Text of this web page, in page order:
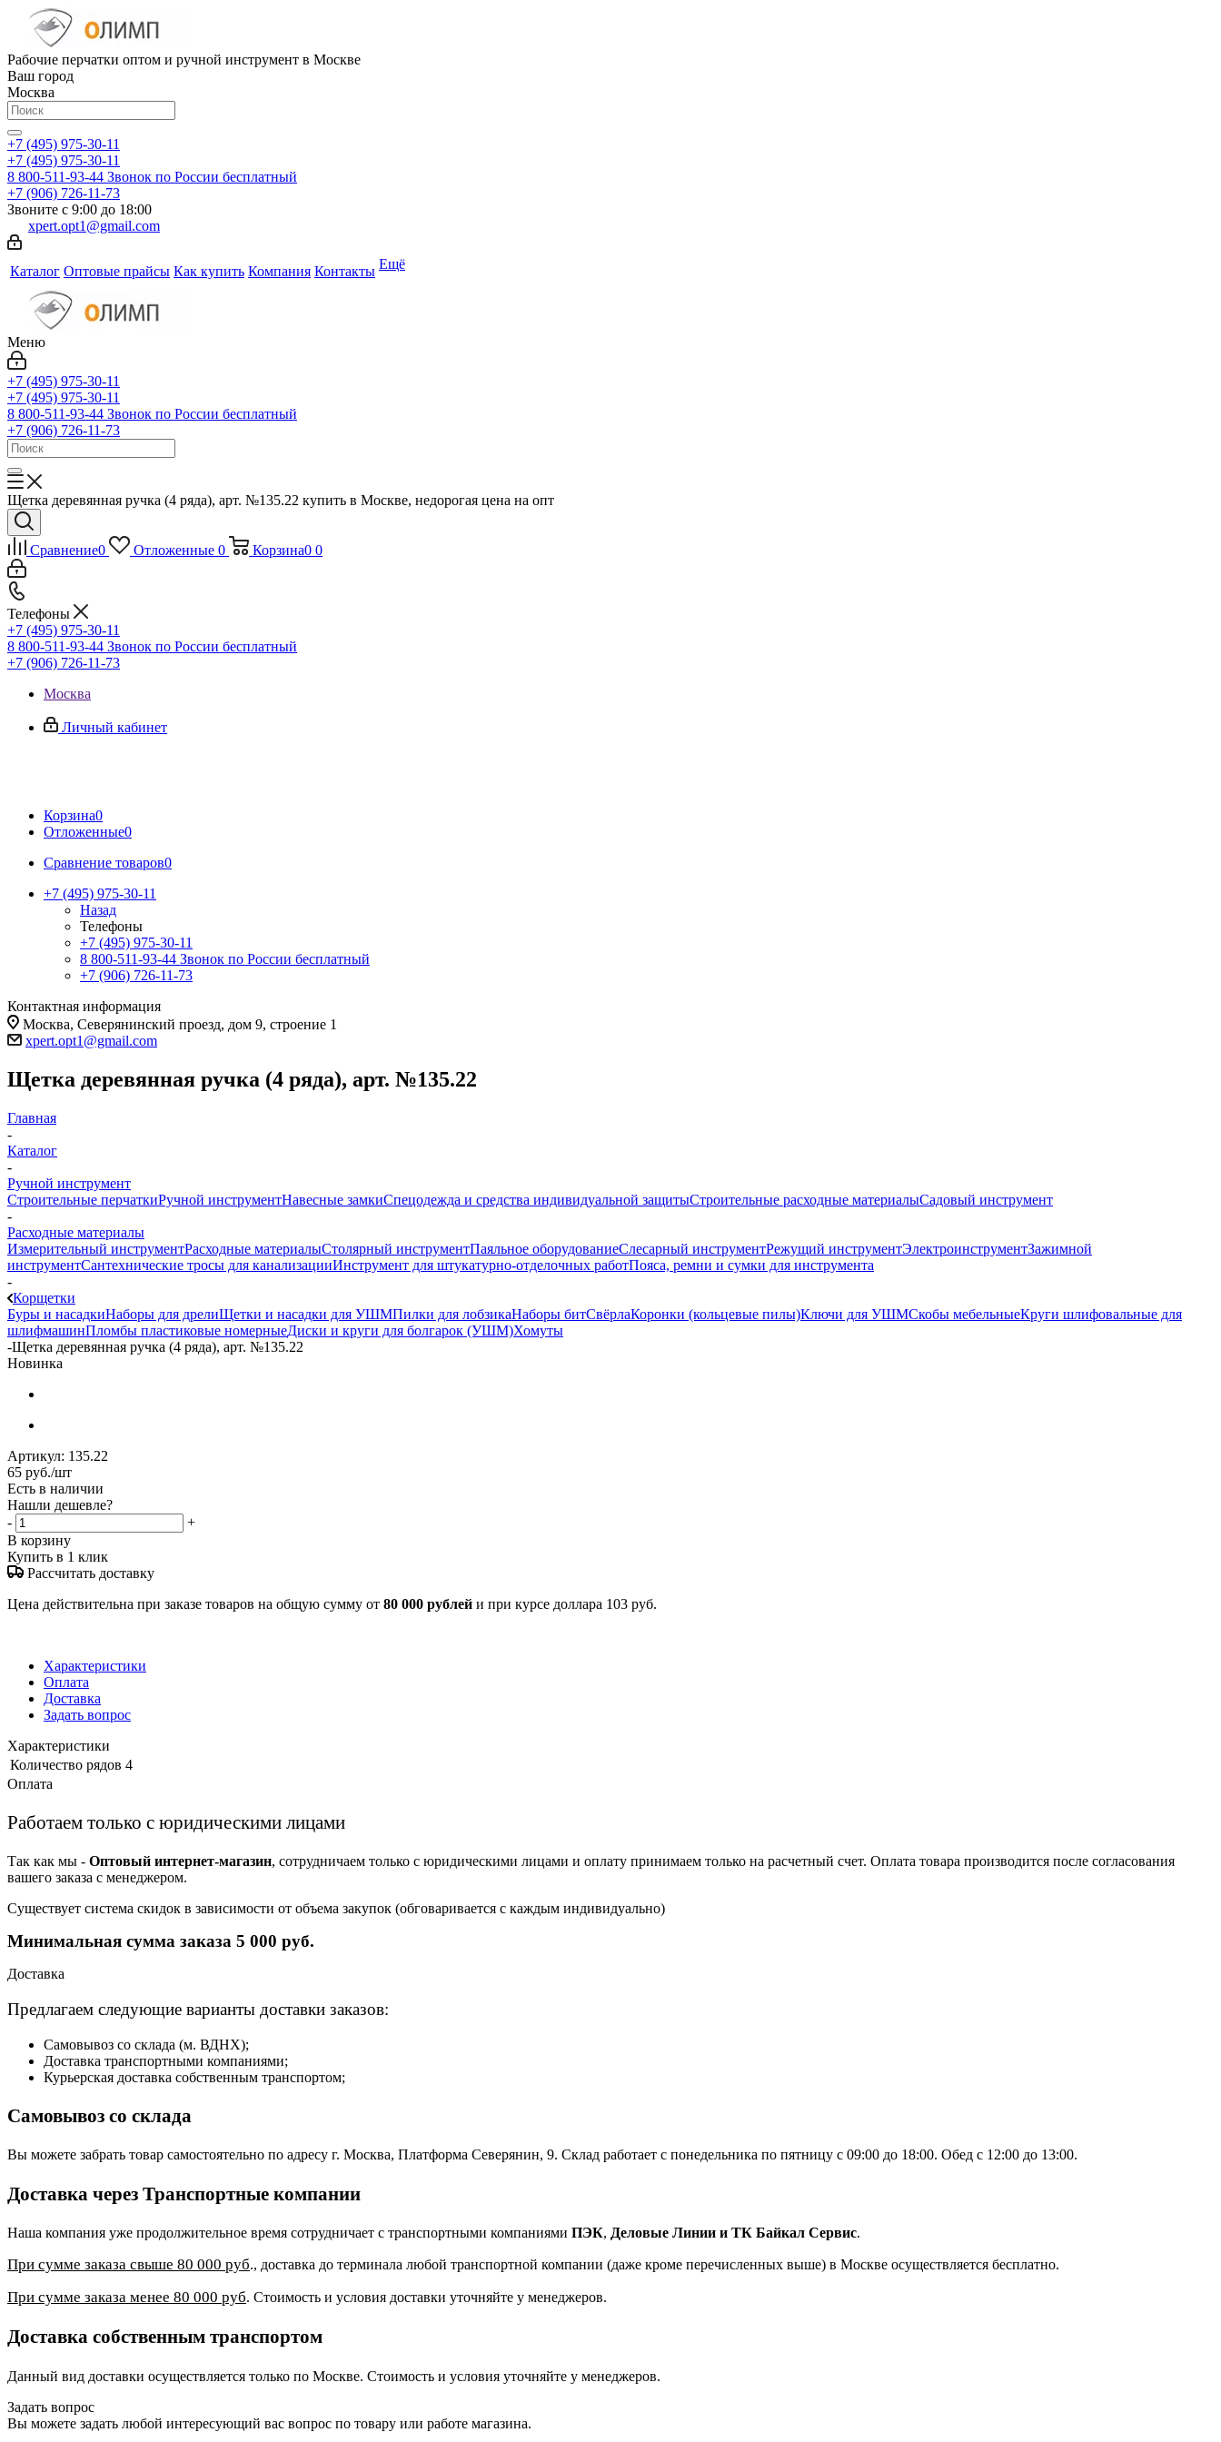
Рабочие перчатки оптом и ручной инструмент в Москве
Ваш город
Москва
+7 (495) 975-30-11
+7 (495) 975-30-11
8 800-511-93-44 Звонок по России бесплатный
+7 (906) 726-11-73
Звоните с 9:00 до 18:00
xpert.opt1@gmail.com
Каталог Оптовые прайсы Как купить Компания Контакты Ещё
Меню
+7 (495) 975-30-11
+7 (495) 975-30-11
8 800-511-93-44 Звонок по России бесплатный
+7 (906) 726-11-73
Щетка деревянная ручка (4 ряда), арт. №135.22 купить в Москве, недорогая цена на опт
Сравнение0 Отложенные 0 Корзина0 0
Телефоны
+7 (495) 975-30-11
8 800-511-93-44 Звонок по России бесплатный
+7 (906) 726-11-73
Москва
Личный кабинет
Корзина0
Отложенные0
Сравнение товаров0
+7 (495) 975-30-11
Назад
Телефоны
+7 (495) 975-30-11
8 800-511-93-44 Звонок по России бесплатный
+7 (906) 726-11-73
Контактная информация
Москва, Северянинский проезд, дом 9, строение 1
xpert.opt1@gmail.com
Щетка деревянная ручка (4 ряда), арт. №135.22
Главная
-
Каталог
-
Ручной инструмент
Строительные перчаткиРучной инструментНавесные замкиСпецодежда и средства индивидуальной защитыСтроительные расходные материалыСадовый инструмент
-
Расходные материалы
Измерительный инструментРасходные материалыСтолярный инструментПаяльное оборудованиеСлесарный инструментРежущий инструментЭлектроинструментЗажимной
инструментСантехнические тросы для канализацииИнструмент для штукатурно-отделочных работПояса, ремни и сумки для инструмента
-
Корщетки
Буры и насадкиНаборы для дрелиЩетки и насадки для УШМПилки для лобзикаНаборы битСвёрлаКоронки (кольцевые пилы)Ключи для УШМСкобы мебельныеКруги шлифовальные для
шлифмашинПломбы пластиковые номерныеДиски и круги для болгарок (УШМ)Хомуты
-Щетка деревянная ручка (4 ряда), арт. №135.22
Новинка
Артикул: 135.22
65 руб./шт
Есть в наличии
Нашли дешевле?
-
+
В корзину
Купить в 1 клик
Рассчитать доставку
Цена действительна при заказе товаров на общую сумму от 80 000 рублей и при курсе доллара 103 руб.
Характеристики
Оплата
Доставка
Задать вопрос
Характеристики
Количество рядов 4
Оплата
Работаем только с юридическими лицами
Так как мы - Оптовый интернет-магазин, сотрудничаем только с юридическими лицами и оплату принимаем только на расчетный счет. Оплата товара производится после согласования
вашего заказа с менеджером.
Существует система скидок в зависимости от объема закупок (обговаривается с каждым индивидуально)
Минимальная сумма заказа 5 000 руб.
Доставка
Предлагаем следующие варианты доставки заказов:
Самовывоз со склада (м. ВДНХ);
Доставка транспортными компаниями;
Курьерская доставка собственным транспортом;
Самовывоз со склада
Вы можете забрать товар самостоятельно по адресу г. Москва, Платформа Северянин, 9. Склад работает с понедельника по пятницу с 09:00 до 18:00. Обед с 12:00 до 13:00.
Доставка через Транспортные компании
Наша компания уже продолжительное время сотрудничает с транспортными компаниями ПЭК, Деловые Линии и ТК Байкал Сервис.
При сумме заказа свыше 80 000 руб., доставка до терминала любой транспортной компании (даже кроме перечисленных выше) в Москве осуществляется бесплатно.
При сумме заказа менее 80 000 руб. Стоимость и условия доставки уточняйте у менеджеров.
Доставка собственным транспортом
Данный вид доставки осуществляется только по Москве. Стоимость и условия уточняйте у менеджеров.
Задать вопрос
Вы можете задать любой интересующий вас вопрос по товару или работе магазина.